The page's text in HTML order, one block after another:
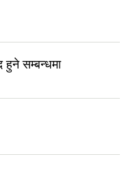
हुने सम्बन्धमा